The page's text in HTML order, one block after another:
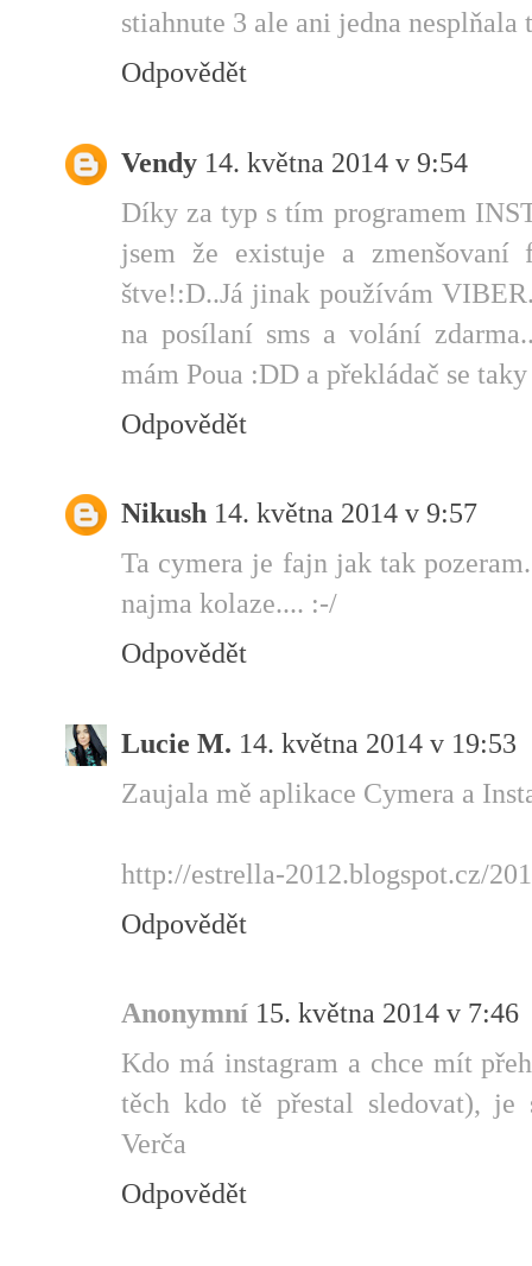
stiahnute 3 ale ani jedna
Odpovědět
Vendy 14. května 2014 v 9:54
Díky za typ s tím programem
jsem že existuje a zmenšovaní
štve!:D..Já jinak používám
na posílaní sms a volání
mám Poua :DD a překládač se
Odpovědět
Nikush 14. května 2014 v 9:57
Ta cymera je fajn jak tak
najma kolaze.... :-/
Odpovědět
Lucie M. 14. května 2014 v 19:53
Zaujala mě aplikace Cymera a
http://estrella-2012.blogspot.cz/
Odpovědět
Anonymní 15. května 2014 v 7:46
Kdo má instagram a chce mít
těch kdo tě přestal sledovat),
Verča
Odpovědět